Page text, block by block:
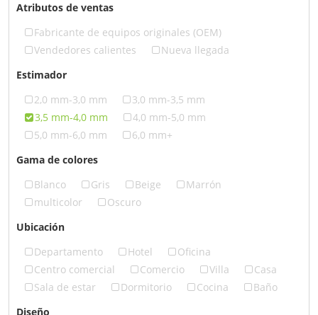
Atributos de ventas
Fabricante de equipos originales (OEM)
Vendedores calientes
Nueva llegada
Estimador
2,0 mm-3,0 mm
3,0 mm-3,5 mm
3,5 mm-4,0 mm
4,0 mm-5,0 mm
5,0 mm-6,0 mm
6,0 mm+
Gama de colores
Blanco
Gris Beige
Marrón
multicolor
Oscuro
Ubicación
Departamento
Hotel
Oficina
Centro comercial
Comercio Villa
Casa
Sala de estar
Dormitorio Cocina
Baño
Diseño